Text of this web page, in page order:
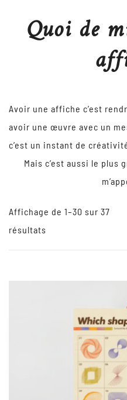
Quoi de
Avoir une affiche c’est
avoir une œuvre avec un
c’est un instant de
Mais c’est aussi le plus
Affichage de 1–30 sur 37
résultats